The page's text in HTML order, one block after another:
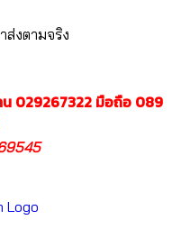
ส่งตามจริง
น 029267322 มือถือ 089